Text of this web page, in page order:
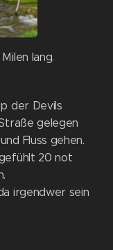
lang.
der Devils
gelegen
Fluss gehen.
20 not
irgendwer sein